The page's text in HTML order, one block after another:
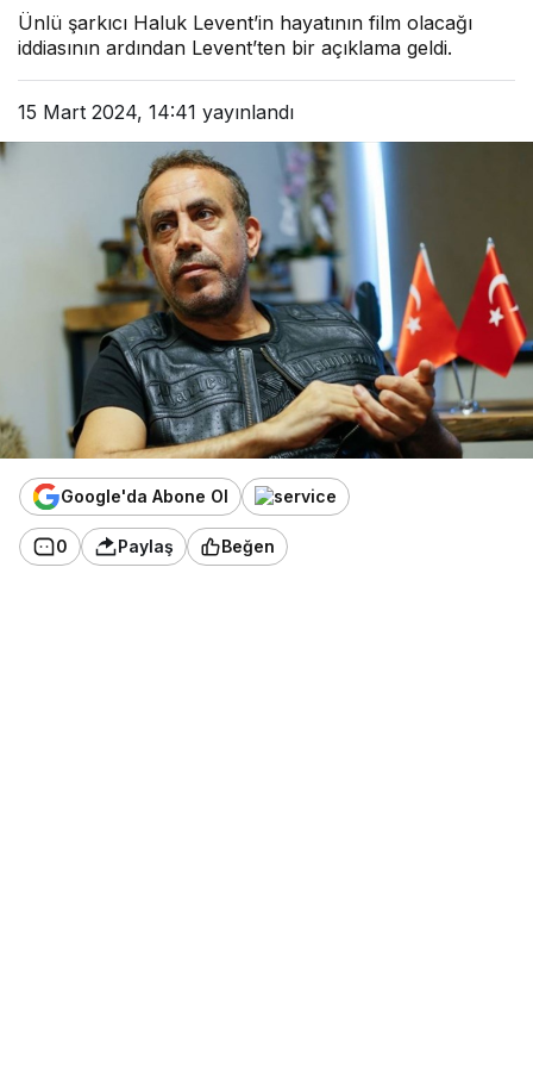
Ünlü şarkıcı Haluk Levent’in hayatının film olacağı
iddiasının ardından Levent’ten bir açıklama geldi.
15 Mart 2024, 14:41 yayınlandı
Google'da Abone Ol
0 Paylaş Beğen